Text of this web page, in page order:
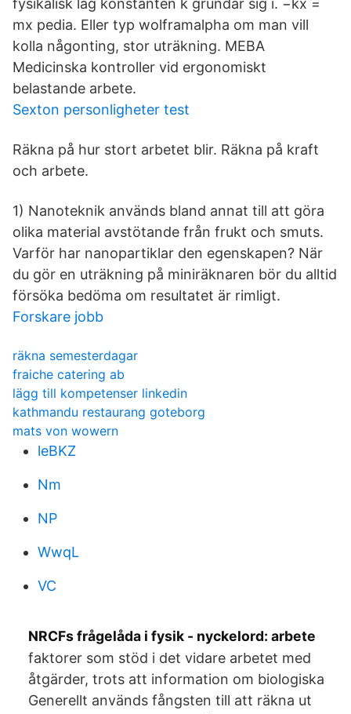
fysikalisk lag konstanten k grundar sig i. −kx =
mx pedia. Eller typ wolframalpha om man vill
kolla någonting, stor uträkning. MEBA
Medicinska kontroller vid ergonomiskt
belastande arbete.
Sexton personligheter test
Räkna på hur stort arbetet blir. Räkna på kraft
och arbete.
1) Nanoteknik används bland annat till att göra
olika material avstötande från frukt och smuts.
Varför har nanopartiklar den egenskapen? När
du gör en uträkning på miniräknaren bör du alltid
försöka bedöma om resultatet är rimligt.
Forskare jobb
räkna semesterdagar
fraiche catering ab
lägg till kompetenser linkedin
kathmandu restaurang goteborg
mats von wowern
leBKZ
Nm
NP
WwqL
VC
NRCFs frågelåda i fysik - nyckelord: arbete
faktorer som stöd i det vidare arbetet med
åtgärder, trots att information om biologiska
Generellt används fångsten till att räkna ut